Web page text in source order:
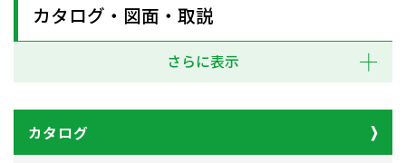
カタログ・図面・取説
さらに表示
カタログ